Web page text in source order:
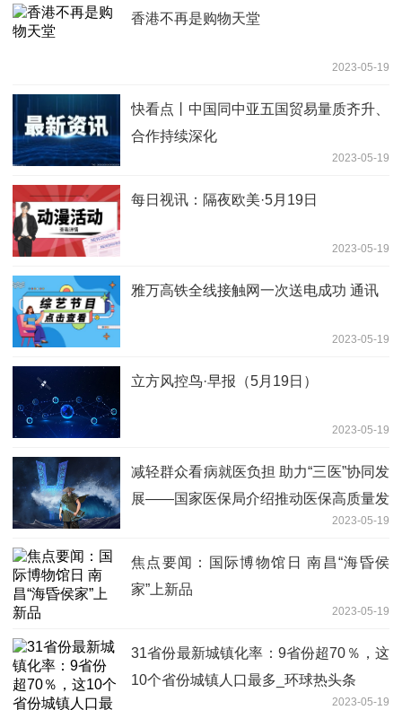
香港不再是购物天堂
2023-05-19
快看点丨中国同中亚五国贸易量质齐升、
合作持续深化
2023-05-19
每日视讯：隔夜欧美·5月19日
2023-05-19
雅万高铁全线接触网一次送电成功 通讯
2023-05-19
立方风控鸟·早报（5月19日）
2023-05-19
减轻群众看病就医负担 助力“三医”协同发
展——国家医保局介绍推动医保高质量发
2023-05-19
焦点要闻：国际博物馆日 南昌“海昏侯
家”上新品
2023-05-19
31省份最新城镇化率：9省份超70％，这
10个省份城镇人口最多_环球热头条
2023-05-19